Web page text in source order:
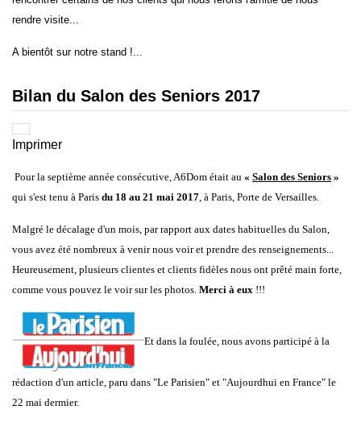
rendre visite...
A bientôt sur notre stand !...
Bilan du Salon des Seniors 2017
Imprimer
Pour la septième année consécutive, A6Dom était au « Salon des Seniors »
qui s'est tenu à Paris du 18 au 21 mai 2017, à Paris, Porte de Versailles.
Malgré le décalage d'un mois, par rapport aux dates habituelles du Salon,
vous avez été nombreux à venir nous voir et prendre des renseignements...
Heureusement, plusieurs clientes et clients fidèles nous ont prêté main forte,
comme vous pouvez le voir sur les photos. Merci à eux !!!
Et dans la foulée, nous avons participé à la
rédaction d'un article, paru dans "Le Parisien" et "Aujourdhui en France" le
22 mai dermier.